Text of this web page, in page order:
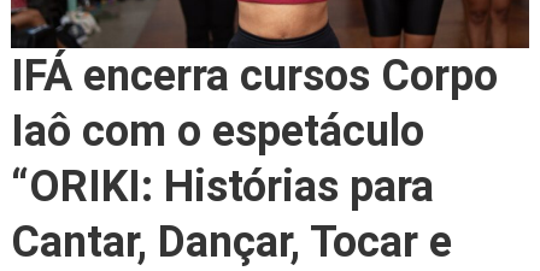
IFÁ encerra cursos Corpo
Iaô com o espetáculo
“ORIKI: Histórias para
Cantar, Dançar, Tocar e